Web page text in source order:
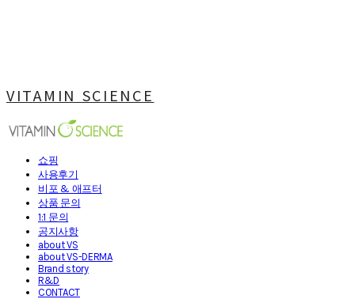
VITAMIN SCIENCE
쇼핑
사용후기
비포 & 애프터
상품 문의
1:1 문의
공지사항
about VS
about VS-DERMA
Brand story
R&D
CONTACT